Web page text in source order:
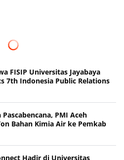
FISIP Universitas Jayabaya
7th Indonesia Public Relations
PMI Aceh
Bahan Kimia Air ke Pemkab
Hadir di Universitas